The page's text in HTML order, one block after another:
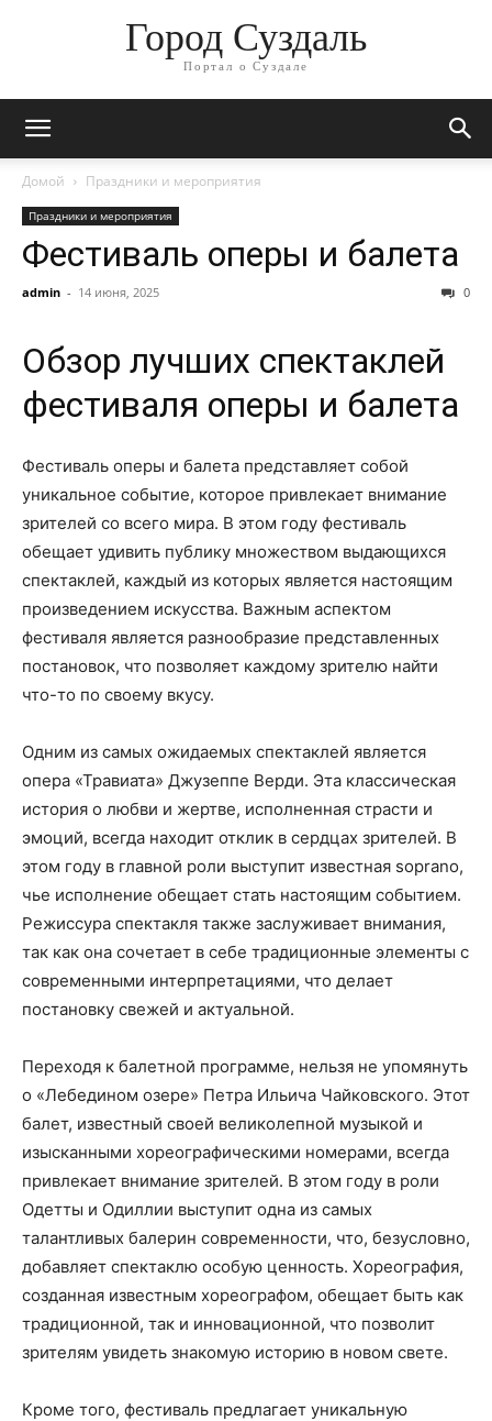
Город Суздаль
Портал о Суздале
Домой Праздники и мероприятия
Праздники и мероприятия
Фестиваль оперы и балета
admin - 14 июня, 2025 0
Обзор лучших спектаклей
фестиваля оперы и балета
Фестиваль оперы и балета представляет собой
уникальное событие, которое привлекает внимание
зрителей со всего мира. В этом году фестиваль
обещает удивить публику множеством выдающихся
спектаклей, каждый из которых является настоящим
произведением искусства. Важным аспектом
фестиваля является разнообразие представленных
постановок, что позволяет каждому зрителю найти
что-то по своему вкусу.
Одним из самых ожидаемых спектаклей является
опера «Травиата» Джузеппе Верди. Эта классическая
история о любви и жертве, исполненная страсти и
эмоций, всегда находит отклик в сердцах зрителей. В
этом году в главной роли выступит известная soprano,
чье исполнение обещает стать настоящим событием.
Режиссура спектакля также заслуживает внимания,
так как она сочетает в себе традиционные элементы с
современными интерпретациями, что делает
постановку свежей и актуальной.
Переходя к балетной программе, нельзя не упомянуть
о «Лебедином озере» Петра Ильича Чайковского. Этот
балет, известный своей великолепной музыкой и
изысканными хореографическими номерами, всегда
привлекает внимание зрителей. В этом году в роли
Одетты и Одиллии выступит одна из самых
талантливых балерин современности, что, безусловно,
добавляет спектаклю особую ценность. Хореография,
созданная известным хореографом, обещает быть как
традиционной, так и инновационной, что позволит
зрителям увидеть знакомую историю в новом свете.
Кроме того, фестиваль предлагает уникальную